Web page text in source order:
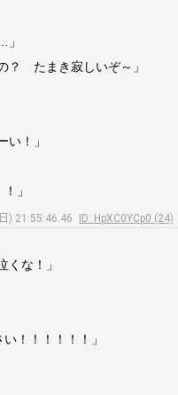
？ たまき寂しいぞ～」
！」
」
) 21:55:46.46
ID: HpXC0YCp0 (24)
な！」
！！！！！！」